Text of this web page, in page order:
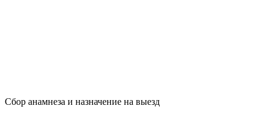
Сбор анамнеза и назначение на выезд